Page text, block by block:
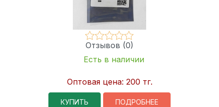
Отзывов (0)
Есть в наличии
Оптовая цена: 200 тг.
КУПИТЬ ПОДРОБНЕЕ